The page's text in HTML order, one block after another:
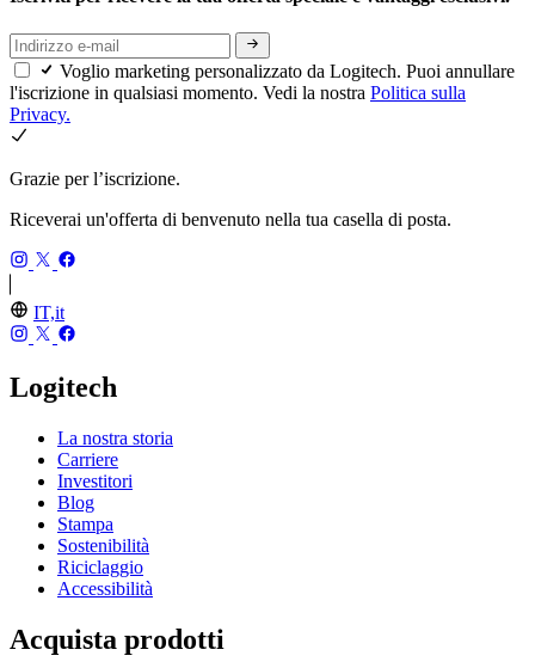
Voglio marketing personalizzato da Logitech. Puoi annullare
l'iscrizione in qualsiasi momento. Vedi la nostra Politica sulla
Privacy.
Grazie per l’iscrizione.
Riceverai un'offerta di benvenuto nella tua casella di posta.
IT,it
Logitech
La nostra storia
Carriere
Investitori
Blog
Stampa
Sostenibilità
Riciclaggio
Accessibilità
Acquista prodotti